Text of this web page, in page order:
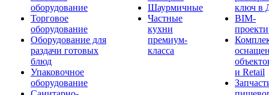
оборудование
Торговое
оборудование
Оборудование для
раздачи готовых
блюд
Упаковочное
оборудование
Шаурмичные
Частные
кухни
премиум-
класса
ключ в
BIM-
и Retail